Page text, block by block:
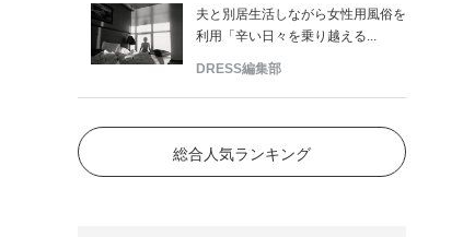
夫と別居生活しながら女性用風俗を
利用「辛い日々を乗り越える...
DRESS編集部
総合人気ランキング